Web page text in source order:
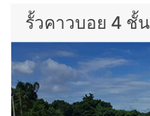
รั้วคาวบอย 4 ชั้น